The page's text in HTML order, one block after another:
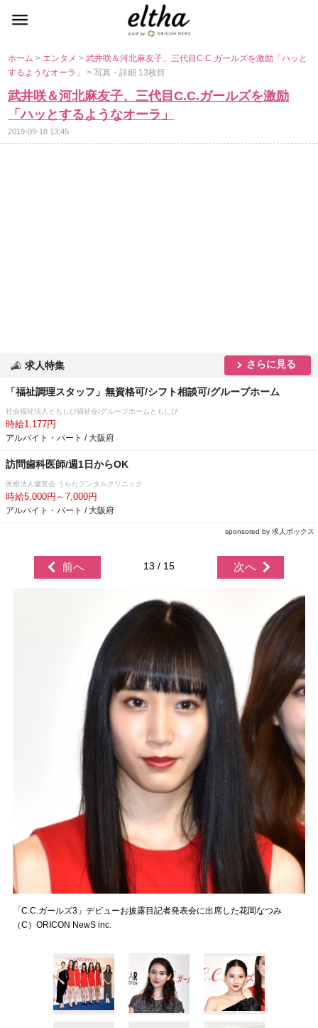
ホーム> エンタメ>武井咲＆河北麻友子、三代目C.C.ガールズを激励「ハッと
するようなオーラ」> 写真・詳細 13枚目
武井咲＆河北麻友子、三代目C.C.ガールズを激励
「ハッとするようなオーラ」
2019-09-18 13:45
求人特集 さらに見る
「福祉調理スタッフ」無資格可/シフト相談可/グループホーム
社会福祉法人ともしび福祉会/グループホームともしび
時給1,177円
アルバイト・パート / 大阪府
訪問歯科医師/週1日からOK
医療法人健笑会 うらたデンタルクリニック
時給5,000円～7,000円
アルバイト・パート / 大阪府
sponsored by 求人ボックス
前へ 13 / 15 次へ
「C.C.ガールズ3」デビューお披露目記者発表会に出席した花岡なつみ
（C）ORICON NewS inc.